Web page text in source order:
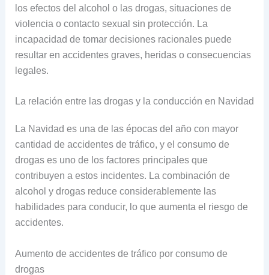
los efectos del alcohol o las drogas, situaciones de
violencia o contacto sexual sin protección. La
incapacidad de tomar decisiones racionales puede
resultar en accidentes graves, heridas o consecuencias
legales.
La relación entre las drogas y la conducción en Navidad
La Navidad es una de las épocas del año con mayor
cantidad de accidentes de tráfico, y el consumo de
drogas es uno de los factores principales que
contribuyen a estos incidentes. La combinación de
alcohol y drogas reduce considerablemente las
habilidades para conducir, lo que aumenta el riesgo de
accidentes.
Aumento de accidentes de tráfico por consumo de
drogas